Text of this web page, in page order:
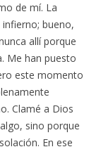
de mí. La
bueno,
allí porque
Me han puesto
este momento
Clamé a Dios
sino porque
En ese